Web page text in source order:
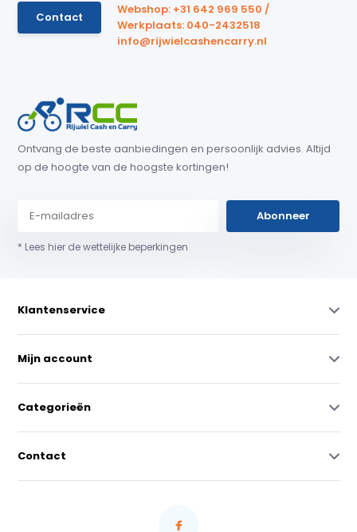
Contact
Webshop: +31 642 969 550 /
Werkplaats: 040-2432518
info@rijwielcashencarry.nl
Ontvang de beste aanbiedingen en persoonlijk advies. Altijd
op de hoogte van de hoogste kortingen!
Abonneer
* Lees hier de wettelijke beperkingen
Klantenservice
Mijn account
Categorieën
Contact